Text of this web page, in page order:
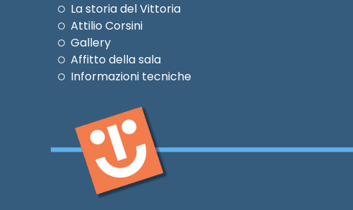
La storia del Vittoria
Attilio Corsini
Gallery
Affitto della sala
Informazioni tecniche